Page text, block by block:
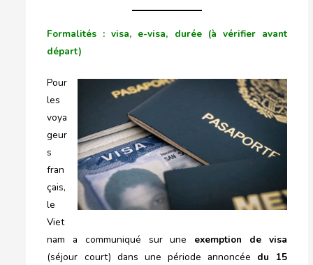
Formalités : visa, e-visa, durée (à vérifier avant
départ)
Pour
les
voya
geur
s
fran
çais,
le
Viet
nam a communiqué sur une exemption de visa
(séjour court) dans une période annoncée du 15